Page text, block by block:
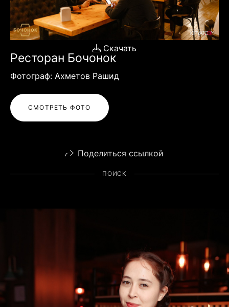
Скачать
Ресторан Бочонок
Фотограф: Ахметов Рашид
СМОТРЕТЬ ФОТО
Поделиться ссылкой
ПОИСК